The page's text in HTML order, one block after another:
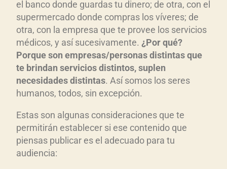
el banco donde guardas tu dinero; de otra, con el
supermercado donde compras los víveres; de
otra, con la empresa que te provee los servicios
médicos, y así sucesivamente. ¿Por qué?
Porque son empresas/personas distintas que
te brindan servicios distintos, suplen
necesidades distintas. Así somos los seres
humanos, todos, sin excepción.
Estas son algunas consideraciones que te
permitirán establecer si ese contenido que
piensas publicar es el adecuado para tu
audiencia: